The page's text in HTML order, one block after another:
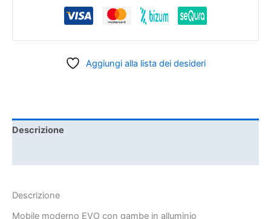
Aggiungi alla lista dei desideri
Descrizione
Descrizione
Mobile moderno EVO con gambe in alluminio